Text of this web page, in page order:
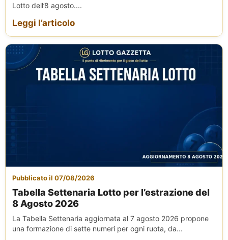
Lotto dell’8 agosto....
Leggi l’articolo
Pubblicato il 07/08/2026
Tabella Settenaria Lotto per l’estrazione del
8 Agosto 2026
La Tabella Settenaria aggiornata al 7 agosto 2026 propone
una formazione di sette numeri per ogni ruota, da...